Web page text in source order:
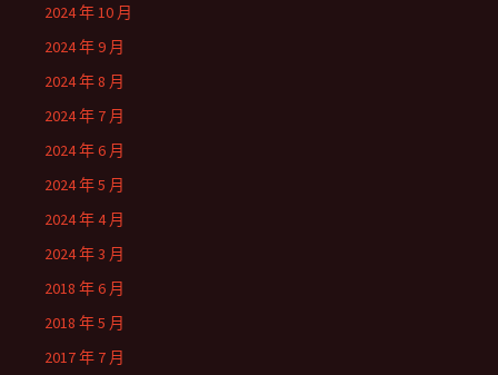
2024 年 10 月
2024 年 9 月
2024 年 8 月
2024 年 7 月
2024 年 6 月
2024 年 5 月
2024 年 4 月
2024 年 3 月
2018 年 6 月
2018 年 5 月
2017 年 7 月